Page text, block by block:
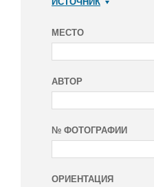
МЕСТО
АВТОР
№ ФОТОГРАФИИ
ОРИЕНТАЦИЯ